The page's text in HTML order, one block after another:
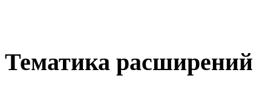
Тематика расширений